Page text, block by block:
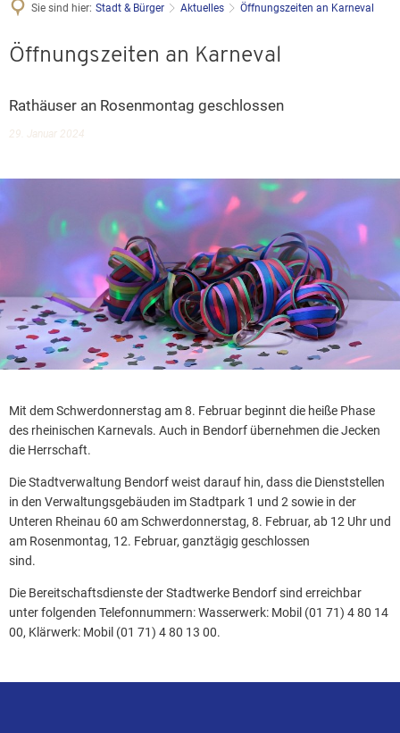
Sie sind hier: Stadt & Bürger Aktuelles Öffnungszeiten an Karneval
Öffnungszeiten an Karneval
Rathäuser an Rosenmontag geschlossen
29. Januar 2024
Mit dem Schwerdonnerstag am 8. Februar beginnt die heiße Phase
des rheinischen Karnevals. Auch in Bendorf übernehmen die Jecken
die Herrschaft.
Die Stadtverwaltung Bendorf weist darauf hin, dass die Dienststellen
in den Verwaltungsgebäuden im Stadtpark 1 und 2 sowie in der
Unteren Rheinau 60 am Schwerdonnerstag, 8. Februar, ab 12 Uhr und
am Rosenmontag, 12. Februar, ganztägig geschlossen
sind.
Die Bereitschaftsdienste der Stadtwerke Bendorf sind erreichbar
unter folgenden Telefonnummern: Wasserwerk: Mobil (01 71) 4 80 14
00, Klärwerk: Mobil (01 71) 4 80 13 00.